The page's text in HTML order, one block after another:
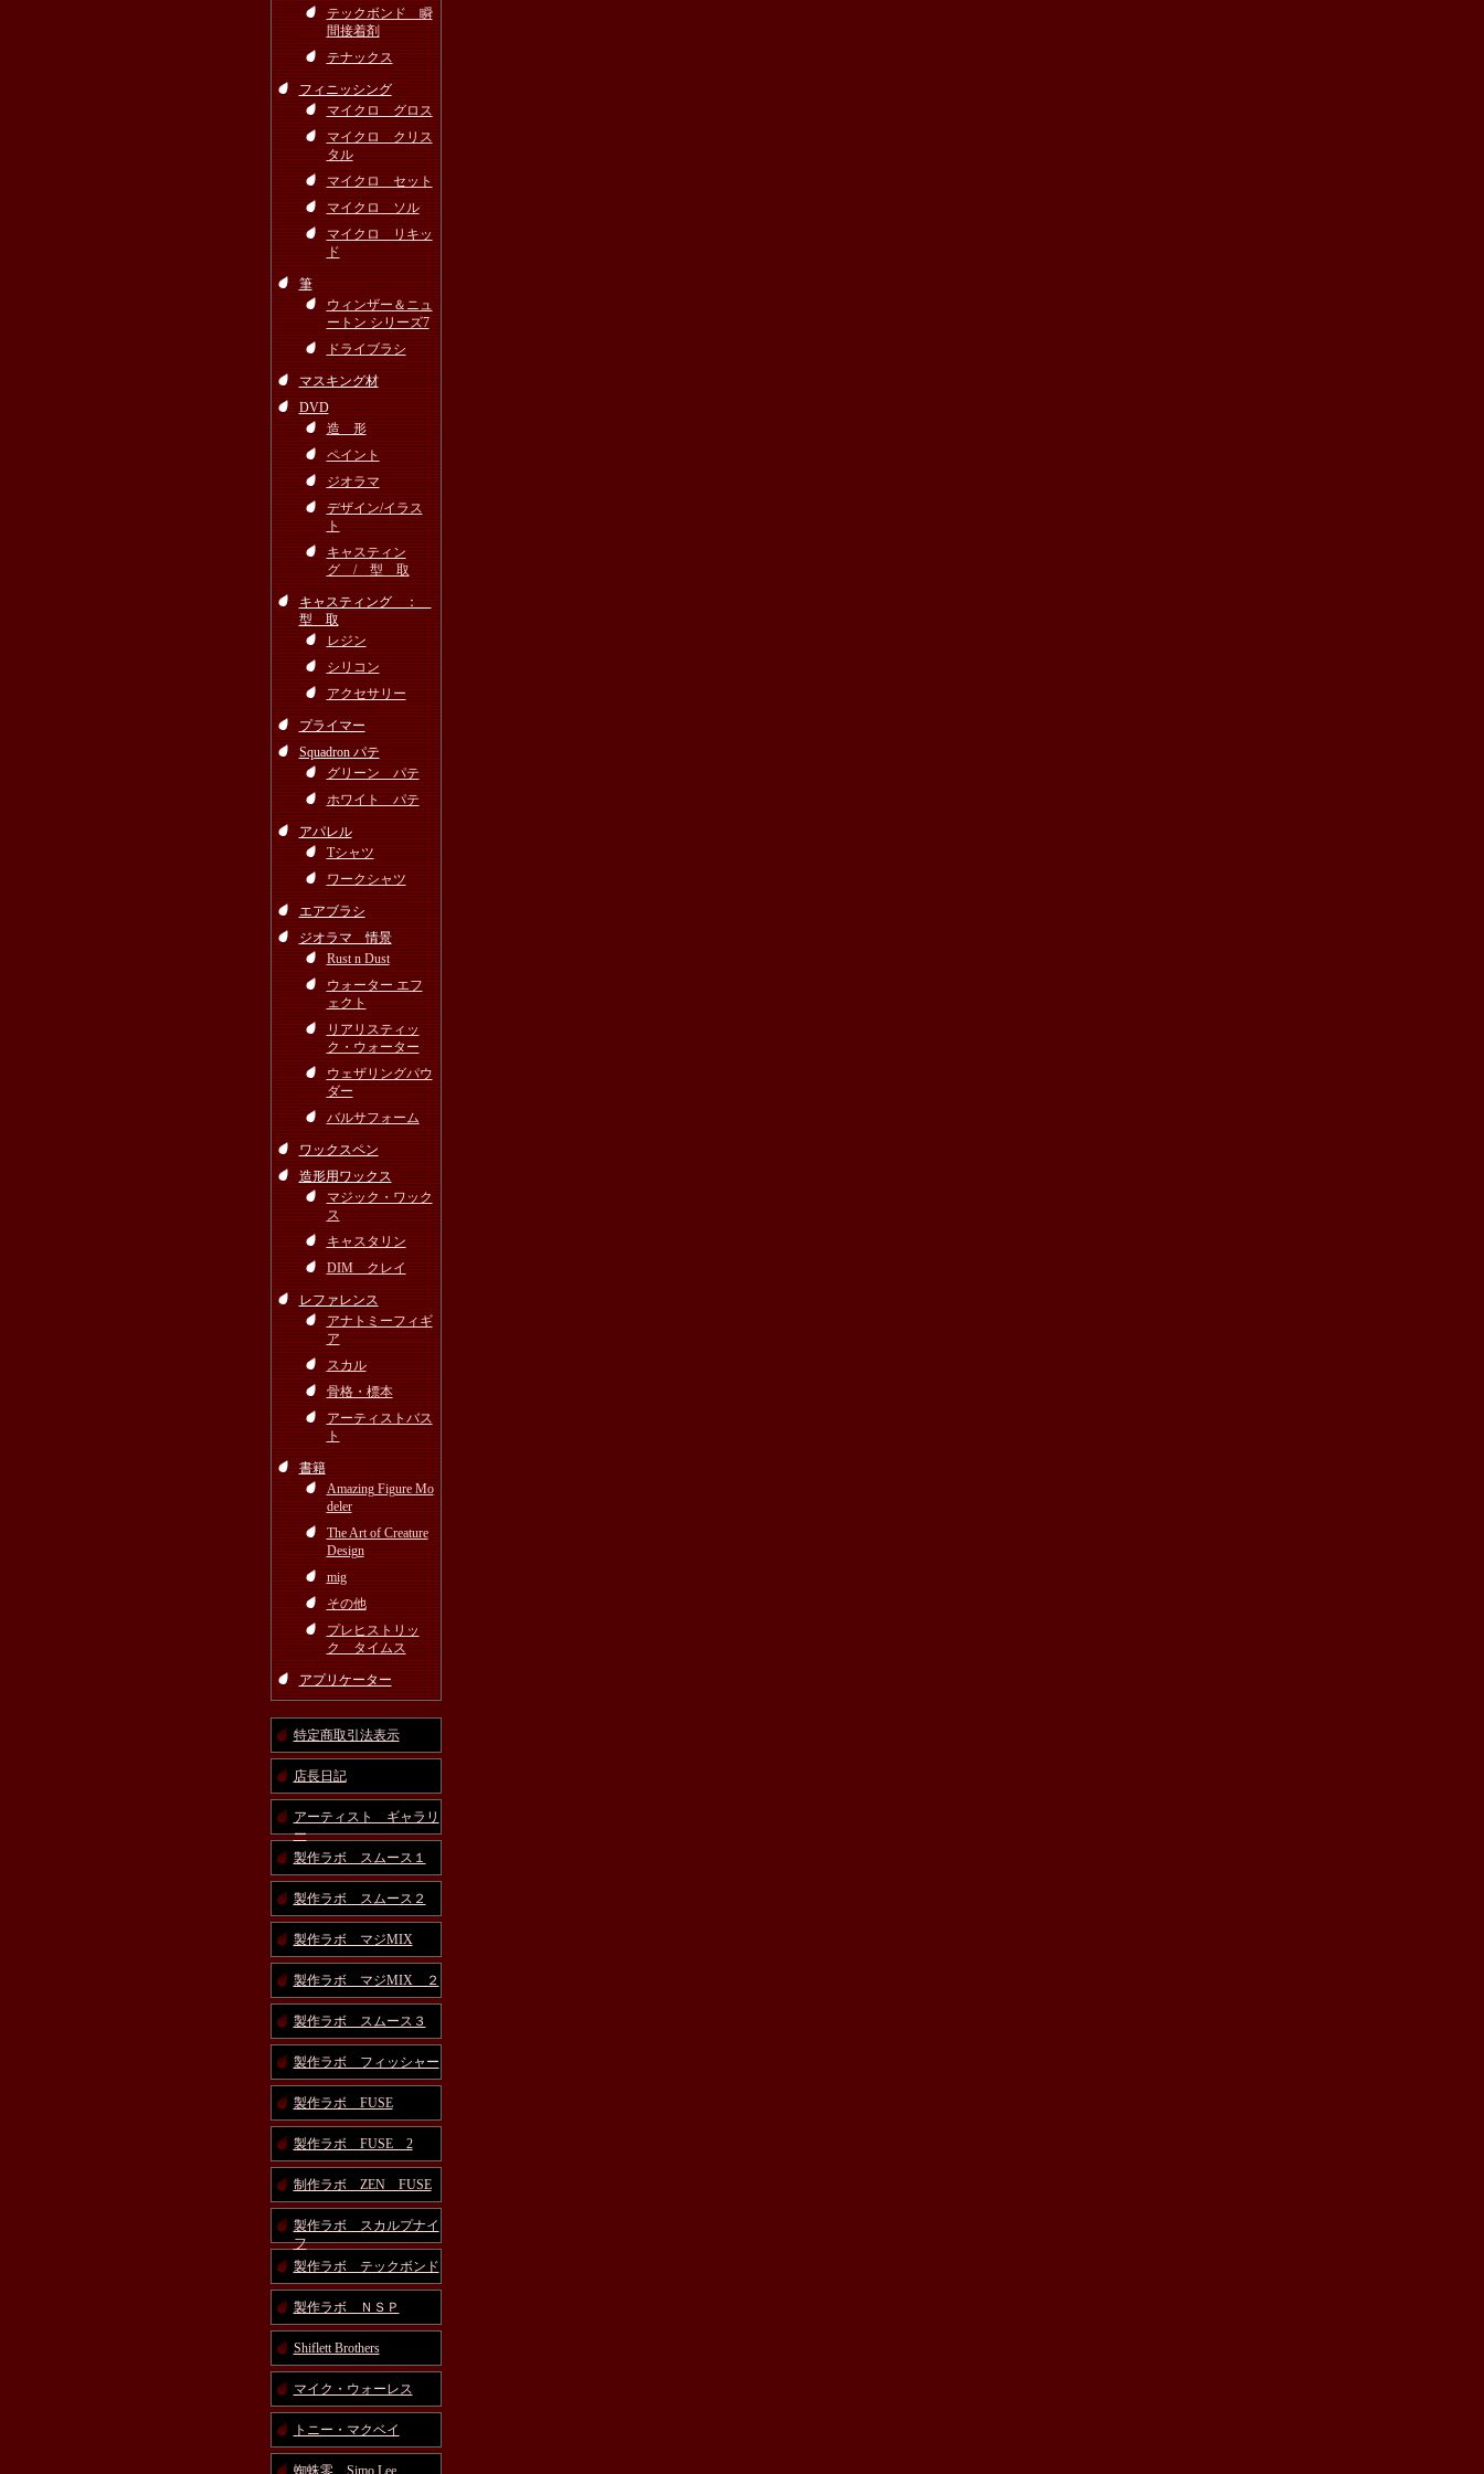
テックボンド 瞬
間接着剤
テナックス
フィニッシング
マイクロ グロス
マイクロ クリス
タル
マイクロ セット
マイクロ ソル
マイクロ リキッ
ド
筆
ウィンザー＆ニュ
ートン シリーズ7
ドライブラシ
マスキング材
DVD
造 形
ペイント
ジオラマ
デザイン/イラス
ト
キャスティン
グ / 型 取
キャスティング ：
型 取
レジン
シリコン
アクセサリー
プライマー
Squadron パテ
グリーン パテ
ホワイト パテ
アパレル
Tシャツ
ワークシャツ
エアブラシ
ジオラマ 情景
Rust n Dust
ウォーター エフ
ェクト
リアリスティッ
ク・ウォーター
ウェザリングパウ
ダー
バルサフォーム
ワックスペン
造形用ワックス
マジック・ワック
ス
キャスタリン
DIM クレイ
レファレンス
アナトミーフィギ
ア
スカル
骨格・標本
アーティストバス
ト
書籍
Amazing Figure Mo
deler
The Art of Creature
Design
mig
その他
プレヒストリッ
ク タイムス
アプリケーター
特定商取引法表示
店長日記
アーティスト ギャラリ
ー
製作ラボ スムース１
製作ラボ スムース２
製作ラボ マジMIX
製作ラボ マジMIX ２
製作ラボ スムース３
製作ラボ フィッシャー
製作ラボ FUSE
製作ラボ FUSE 2
制作ラボ ZEN FUSE
製作ラボ スカルプナイ
フ
製作ラボ テックボンド
製作ラボ ＮＳＰ
Shiflett Brothers
マイク・ウォーレス
トニー・マクベイ
蜘蛛零 Simo Lee